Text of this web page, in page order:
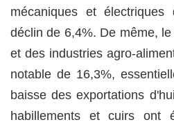
mécaniques et
déclin de 6,4%. De même,
et des industries agro-
notable de 16,3%,
baisse des exportations
habillements et cuirs ont